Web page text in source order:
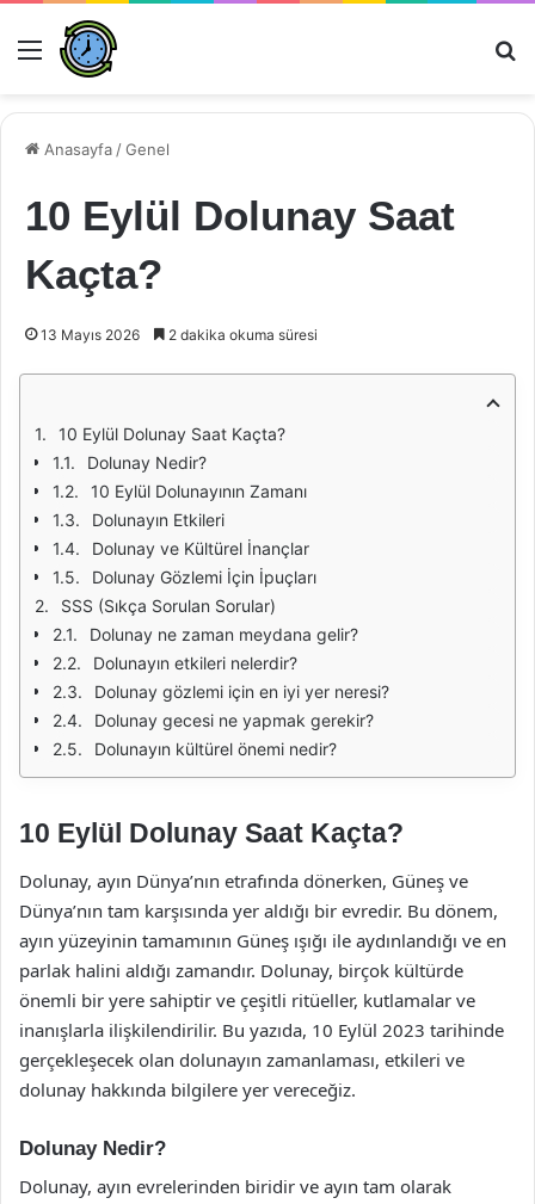
Menü
Anasayfa /Genel
10 Eylül Dolunay Saat
Kaçta?
13 Mayıs 2026 2 dakika okuma süresi
10 Eylül Dolunay Saat Kaçta?
Dolunay Nedir?
10 Eylül Dolunayının Zamanı
Dolunayın Etkileri
Dolunay ve Kültürel İnançlar
Dolunay Gözlemi İçin İpuçları
SSS (Sıkça Sorulan Sorular)
Dolunay ne zaman meydana gelir?
Dolunayın etkileri nelerdir?
Dolunay gözlemi için en iyi yer neresi?
Dolunay gecesi ne yapmak gerekir?
Dolunayın kültürel önemi nedir?
10 Eylül Dolunay Saat Kaçta?
Dolunay, ayın Dünya’nın etrafında dönerken, Güneş ve
Dünya’nın tam karşısında yer aldığı bir evredir. Bu dönem,
ayın yüzeyinin tamamının Güneş ışığı ile aydınlandığı ve en
parlak halini aldığı zamandır. Dolunay, birçok kültürde
önemli bir yere sahiptir ve çeşitli ritüeller, kutlamalar ve
inanışlarla ilişkilendirilir. Bu yazıda, 10 Eylül 2023 tarihinde
gerçekleşecek olan dolunayın zamanlaması, etkileri ve
dolunay hakkında bilgilere yer vereceğiz.
Dolunay Nedir?
Dolunay, ayın evrelerinden biridir ve ayın tam olarak